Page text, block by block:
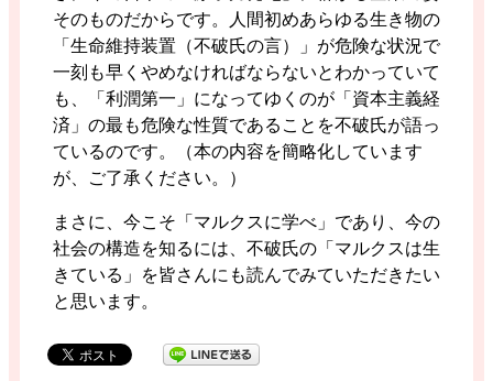
そのものだからです。人間初めあらゆる生き物の
「生命維持装置（不破氏の言）」が危険な状況で
一刻も早くやめなければならないとわかっていて
も、「利潤第一」になってゆくのが「資本主義経
済」の最も危険な性質であることを不破氏が語っ
ているのです。（本の内容を簡略化しています
が、ご了承ください。）
まさに、今こそ「マルクスに学べ」であり、今の
社会の構造を知るには、不破氏の「マルクスは生
きている」を皆さんにも読んでみていただきたい
と思います。